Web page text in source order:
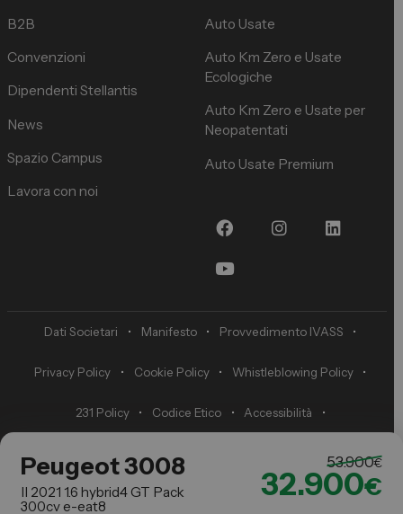
Peugeot 3008
II 2021 1.6 hybrid4 GT Pack
300cv e-eat8
53.900€
32.900€
B2B
Convenzioni
Dipendenti Stellantis
News
Spazio Campus
Lavora con noi
Auto Usate
Auto Km Zero e Usate
Ecologiche
Auto Km Zero e Usate per
Neopatentati
Auto Usate Premium
Dati Societari • Manifesto • Provvedimento IVASS •
Privacy Policy • Cookie Policy • Whistleblowing Policy •
231 Policy • Codice Etico • Accessibilità •